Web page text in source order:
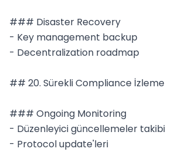
### Disaster Recovery
- Key management backup
- Decentralization roadmap
## 20. Sürekli Compliance İzleme
### Ongoing Monitoring
- Düzenleyici güncellemeler takibi
- Protocol update'leri